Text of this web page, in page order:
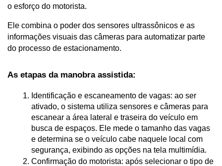
o esforço do motorista.
Ele combina o poder dos sensores ultrassônicos e as
informações visuais das câmeras para automatizar parte
do processo de estacionamento.
As etapas da manobra assistida:
Identificação e escaneamento de vagas: ao ser
ativado, o sistema utiliza sensores e câmeras para
escanear a área lateral e traseira do veículo em
busca de espaços. Ele mede o tamanho das vagas
e determina se o veículo cabe naquele local com
segurança, exibindo as opções na tela multimídia.
Confirmação do motorista: após selecionar o tipo de